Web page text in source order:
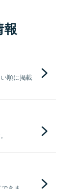
報
順に掲載